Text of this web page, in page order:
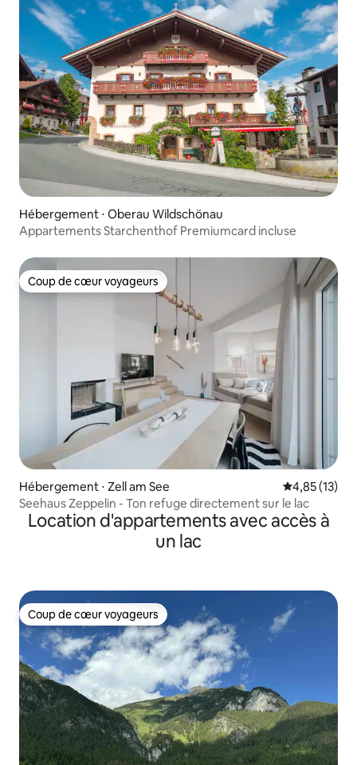
Hébergement ⋅ Oberau Wildschönau
Appartements Starchenthof Premiumcard incluse
Coup de cœur voyageurs
Coup de cœur voyageurs
Hébergement ⋅ Zell am See Évaluation
4,85 (13)
Seehaus Zeppelin - Ton refuge directement sur le lac
Location d'appartements avec accès à
un lac
Coup de cœur voyageurs
Coup de cœur voyageurs